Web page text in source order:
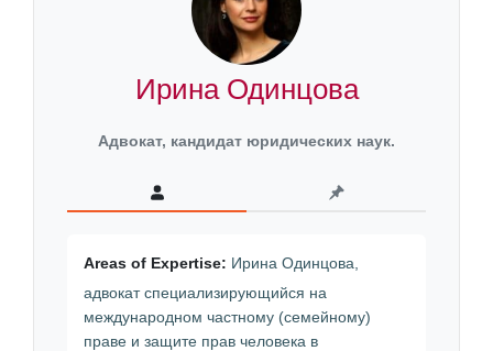
Ирина Одинцова
Адвокат, кандидат юридических наук.
Areas of Expertise: Ирина Одинцова,
адвокат специализирующийся на
международном частному (семейному)
праве и защите прав человека в